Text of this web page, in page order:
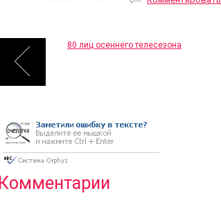
80 лиц осеннего телесезона
Комментарии